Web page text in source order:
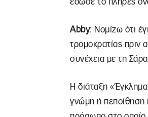
έδωσε το πλήρες
Abby: Νομίζω ότι
τρομοκρατίας πριν
συνέχεια με τη
Η διάταξη «Έγκλημα
γνώμη ή πεποίθηση